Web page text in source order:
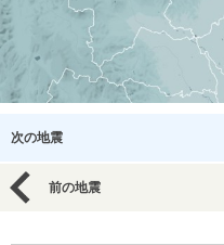
次の地震
前の地震